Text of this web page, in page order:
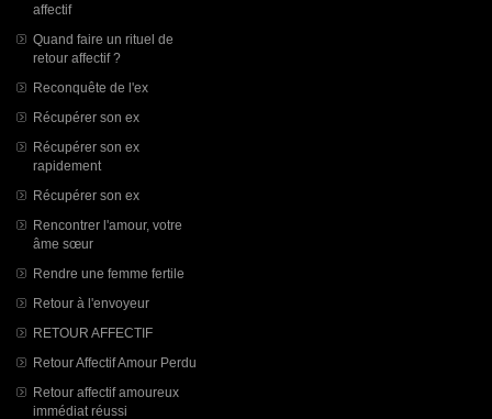
affectif
Quand faire un rituel de
retour affectif ?
Reconquête de l'ex
Récupérer son ex
Récupérer son ex
rapidement
Récupérer son ex
Rencontrer l'amour, votre
âme sœur
Rendre une femme fertile
Retour à l'envoyeur
RETOUR AFFECTIF
Retour Affectif Amour Perdu
Retour affectif amoureux
immédiat réussi